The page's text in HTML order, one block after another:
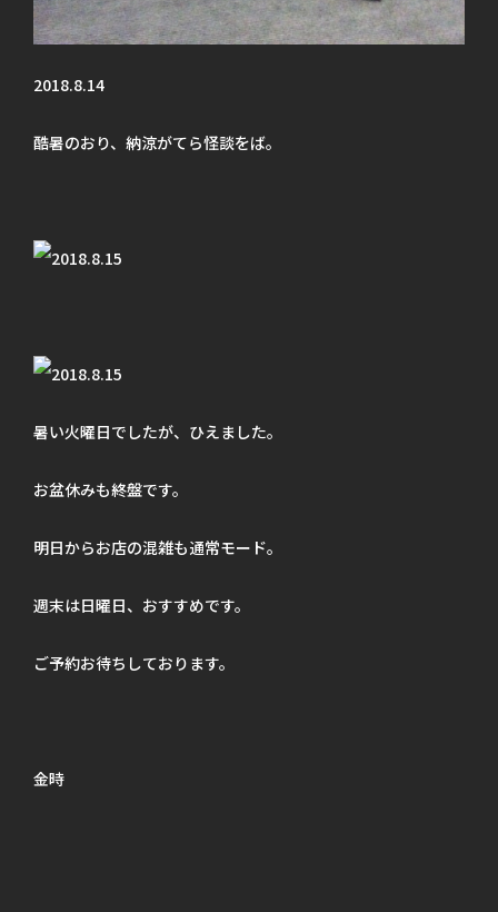
2018.8.14
酷暑のおり、納涼がてら怪談をば。
暑い火曜日でしたが、ひえました。
お盆休みも終盤です。
明日からお店の混雑も通常モード。
週末は日曜日、おすすめです。
ご予約お待ちしております。
金時